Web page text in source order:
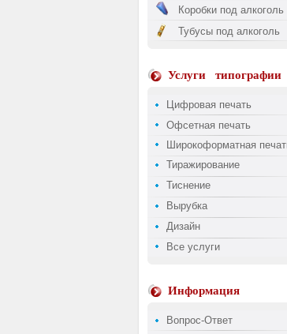
Коробки под алкоголь
Тубусы под алкоголь
Услуги типографии
Цифровая печать
Офсетная печать
Широкоформатная
Тиражирование
Тиснение
Вырубка
Дизайн
Все услуги
Информация
Вопрос-Ответ